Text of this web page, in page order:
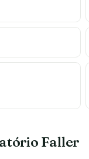
Faller